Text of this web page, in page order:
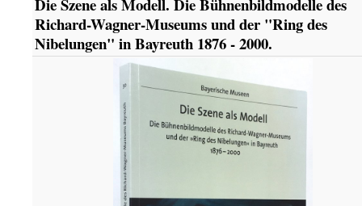
Die Szene als Modell. Die Bühnenbildmodelle des
Richard-Wagner-Museums und der "Ring des
Nibelungen" in Bayreuth 1876 - 2000.